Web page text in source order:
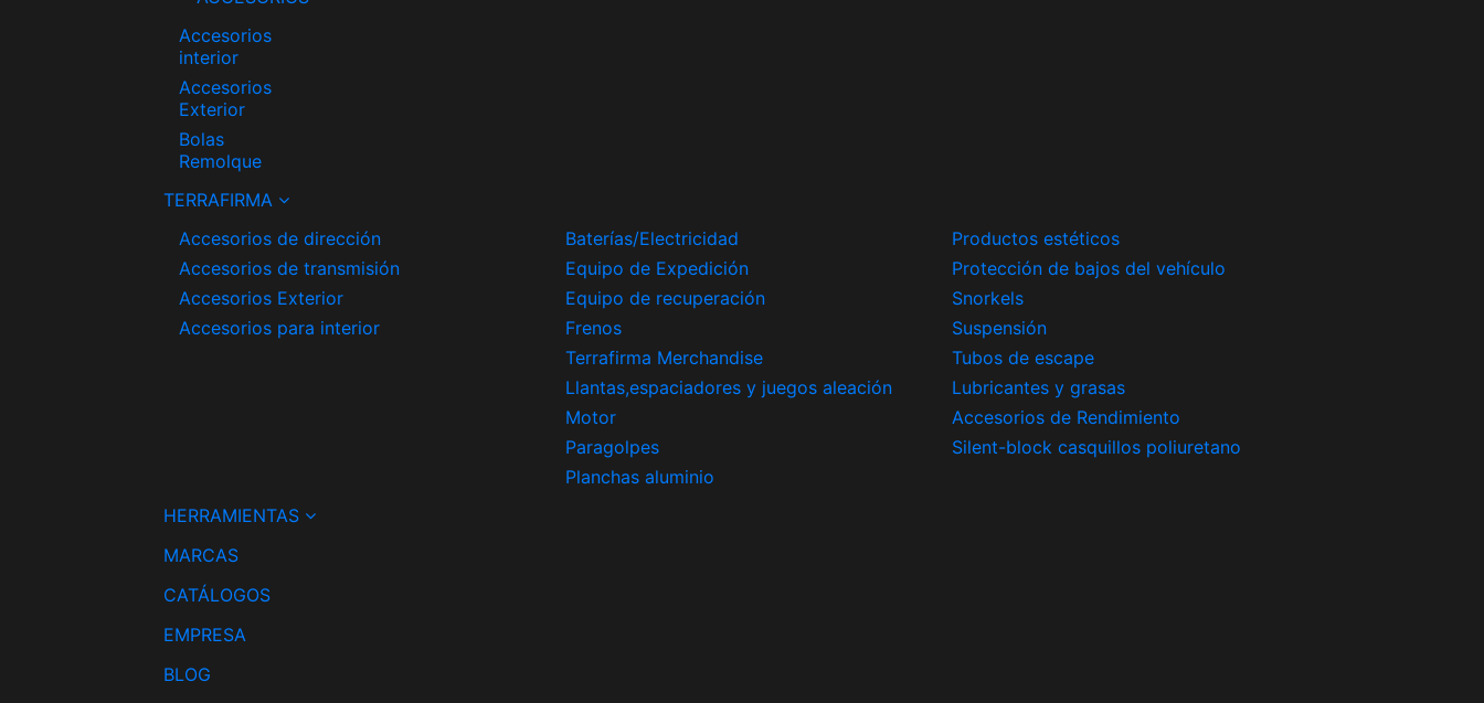
Accesorios
interior
Accesorios
Exterior
Bolas
Remolque
TERRAFIRMA
Accesorios de dirección
Accesorios de transmisión
Accesorios Exterior
Accesorios para interior
Baterías/Electricidad
Equipo de Expedición
Equipo de recuperación
Frenos
Terrafirma Merchandise
Llantas,espaciadores y juegos aleación
Motor
Paragolpes
Planchas aluminio
Productos estéticos
Protección de bajos del vehículo
Snorkels
Suspensión
Tubos de escape
Lubricantes y grasas
Accesorios de Rendimiento
Silent-block casquillos poliuretano
HERRAMIENTAS
MARCAS
CATÁLOGOS
EMPRESA
BLOG